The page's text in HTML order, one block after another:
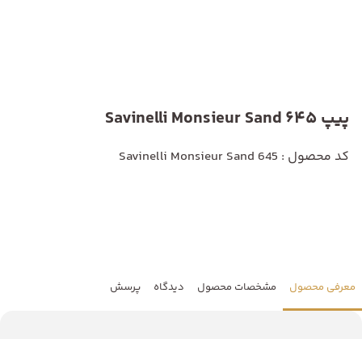
پیپ Savinelli Monsieur Sand 645
کد محصول : Savinelli Monsieur Sand 645
معرفی محصول مشخصات محصول دیدگاه پرسش